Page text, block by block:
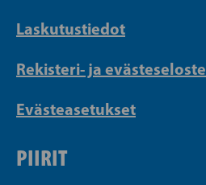
Laskutustiedot
Rekisteri- ja evästeseloste
Evästeasetukset
PIIRIT